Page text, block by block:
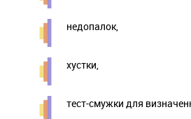
недопалок,
хустки,
тест-смужки для